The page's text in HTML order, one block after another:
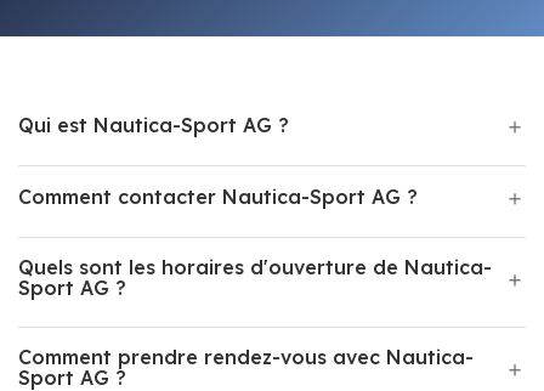
Qui est Nautica-Sport AG ?
Comment contacter Nautica-Sport AG ?
Quels sont les horaires d'ouverture de Nautica-
Sport AG ?
Comment prendre rendez-vous avec Nautica-
Sport AG ?